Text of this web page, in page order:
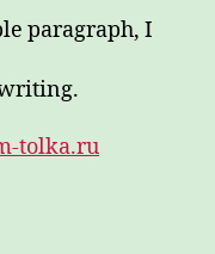
paragraph, I
tolka.ru